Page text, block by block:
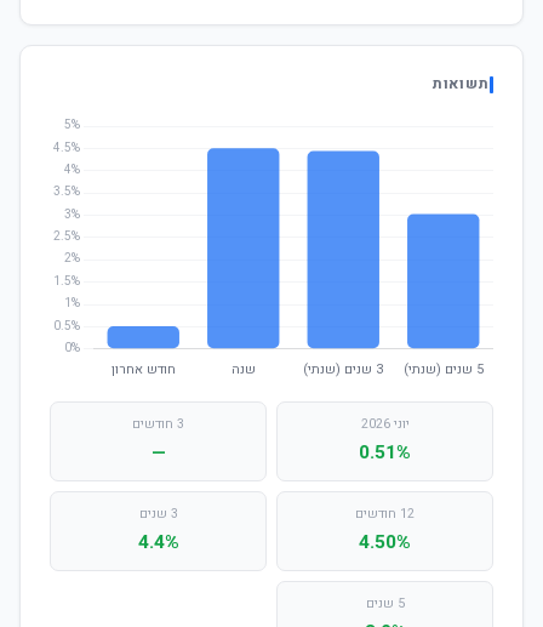
תשואות
יוני 2026
0.51%
3 חודשים
—
12 חודשים
4.50%
3 שנים
4.4%
5 שנים